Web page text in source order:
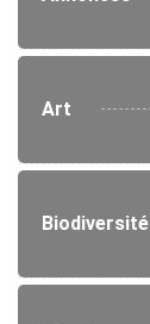
Art
Biodiversité